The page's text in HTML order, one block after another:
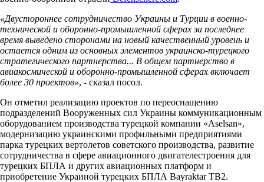
«Двустороннее сотрудничество Украины и Турции в военно-
технической и оборонно-промышленной сферах за последнее
время выведено сторонами на новый качественный уровень и
остается одним из основных элементов украинско-турецкого
стратегического партнерства... В общем партнерство в
авиакосмической и оборонно-промышленной сферах включает
более 30 проектов», - сказал посол.
Он отметил реализацию проектов по переоснащению
подразделений Вооруженных сил Украины коммуникационным
оборудованием производства турецкой компании «Aselsan»,
модернизацию украинскими профильными предприятиями
парка турецких вертолетов советского производства, развитие
сотрудничества в сфере авиационного двигателестроения для
турецких БПЛА и других авиационных платформ и
приобретение Украиной турецких БПЛА Bayraktar ТВ2.